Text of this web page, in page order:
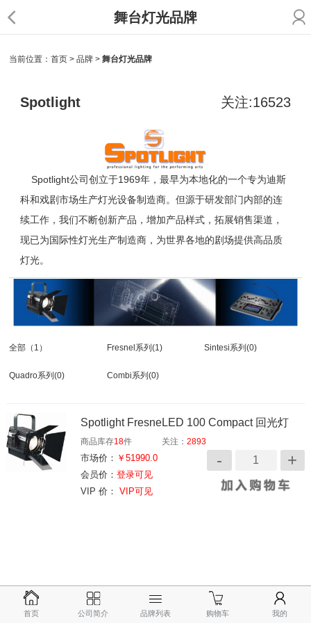
舞台灯光品牌
当前位置：首页 >品牌 >舞台灯光品牌
Spotlight 关注:16523
Spotlight公司创立于1969年，最早为本地化的一个专为迪斯
科和戏剧市场生产灯光设备制造商。但源于研发部门内部的连
续工作 ，我们不断创新产品，增加产品样式，拓展销售渠道，
现已为国际性灯光生产制造商， 为世界各地的剧场提供高品质
灯光。
全部 （1） Fresnel系列 (1) Sintesi系列(0)
Quadro系列(0) Combi系列 (0)
Spotlight FresneLED 100 Compact 回光灯
商品库存18件 关注：2893
市场价： ￥51990.0
会员价：登录可见
VIP 价： VIP可见
首页 公司简介 品牌列表 购物车 我的